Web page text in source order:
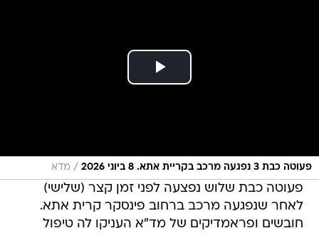
פעוטה כבת 3 נפגעה מרכב בקריית אתא. 8 ביוני 2026 / מדא
פעוטה כבת שלוש נפצעה לפני זמן קצר (שלישי)
לאחר שנפגעה מרכב ברחוב פינסקר קרית אתא.
חובשים ופראמדיקים של מד"א העניקו לה טיפול